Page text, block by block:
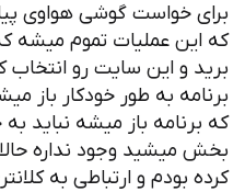
برای خواست گوشی هواوی
که این عملیات تموم
برید و این سایت رو
برنامه به طور خودکار باز
که برنامه باز میشه نباید
بخش میشید وجود نداره حالا
کرده بودم و ارتباطی به